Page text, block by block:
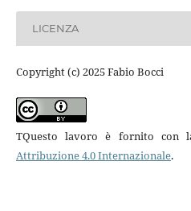
LICENZA
Copyright (c) 2025 Fabio Bocci
TQuesto lavoro è fornito con
Attribuzione 4.0 Internazionale.